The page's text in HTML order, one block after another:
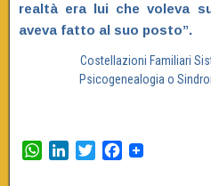
realtà era lui che voleva
aveva fatto al suo posto”.
Costellazioni Familiari
Psicogenealogia o
W
T
F